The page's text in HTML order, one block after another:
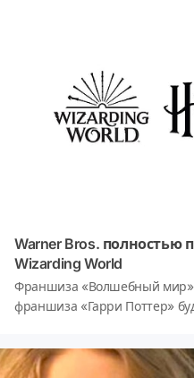
Warner Bros.
Wizarding World
Франшиза «Волшебный мир»
франшиза «Гарри Поттер»
читатели познакомились с
Поттер и философский